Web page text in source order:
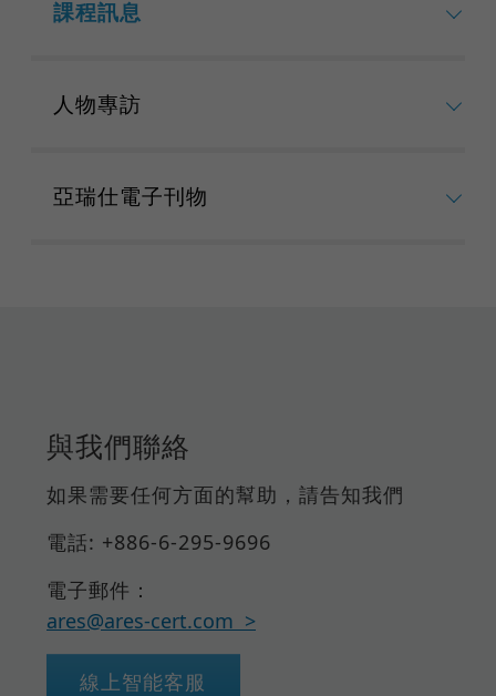
課程訊息
人物專訪
亞瑞仕電子刊物
與我們聯絡
如果需要任何方面的幫助，請告知我們
電話: +886-6-295-9696
電子郵件：
ares@ares-cert.com
線上智能客服